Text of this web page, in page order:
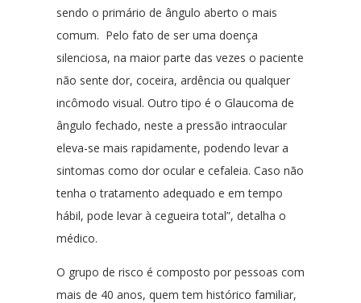
sendo o primário de ângulo aberto o mais
comum. Pelo fato de ser uma doença
silenciosa, na maior parte das vezes o paciente
não sente dor, coceira, ardência ou qualquer
incômodo visual. Outro tipo é o Glaucoma de
ângulo fechado, neste a pressão intraocular
eleva-se mais rapidamente, podendo levar a
sintomas como dor ocular e cefaleia. Caso não
tenha o tratamento adequado e em tempo
hábil, pode levar à cegueira total”, detalha o
médico.
O grupo de risco é composto por pessoas com
mais de 40 anos, quem tem histórico familiar,